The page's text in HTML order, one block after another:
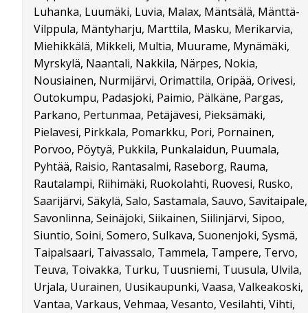
Luhanka, Luumäki, Luvia, Malax, Mäntsälä, Mänttä-
Vilppula, Mäntyharju, Marttila, Masku, Merikarvia,
Miehikkälä, Mikkeli, Multia, Muurame, Mynämäki,
Myrskylä, Naantali, Nakkila, Närpes, Nokia,
Nousiainen, Nurmijärvi, Orimattila, Oripää, Orivesi,
Outokumpu, Padasjoki, Paimio, Pälkäne, Pargas,
Parkano, Pertunmaa, Petäjävesi, Pieksämäki,
Pielavesi, Pirkkala, Pomarkku, Pori, Pornainen,
Porvoo, Pöytyä, Pukkila, Punkalaidun, Puumala,
Pyhtää, Raisio, Rantasalmi, Raseborg, Rauma,
Rautalampi, Riihimäki, Ruokolahti, Ruovesi, Rusko,
Saarijärvi, Säkylä, Salo, Sastamala, Sauvo, Savitaipale,
Savonlinna, Seinäjoki, Siikainen, Siilinjärvi, Sipoo,
Siuntio, Soini, Somero, Sulkava, Suonenjoki, Sysmä,
Taipalsaari, Taivassalo, Tammela, Tampere, Tervo,
Teuva, Toivakka, Turku, Tuusniemi, Tuusula, Ulvila,
Urjala, Uurainen, Uusikaupunki, Vaasa, Valkeakoski,
Vantaa, Varkaus, Vehmaa, Vesanto, Vesilahti, Vihti,